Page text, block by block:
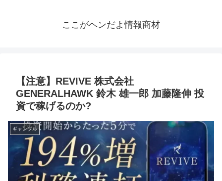
ここがヘンだよ情報商材
【注意】REVIVE 株式会社
GENERALHAWK 鈴木 雄一郎 加藤隆伸 投
資で稼げるのか?
ギャンブル